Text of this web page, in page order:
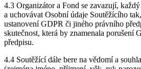
4.3 Organizátor a Fond se zavazují,
a uchovávat Osobní údaje Soutěžícího
ustanovení GDPR či jiného právního
skutečnost, která by znamenala porušení
předpisu.
4.4 Soutěžící dále bere na vědomí a